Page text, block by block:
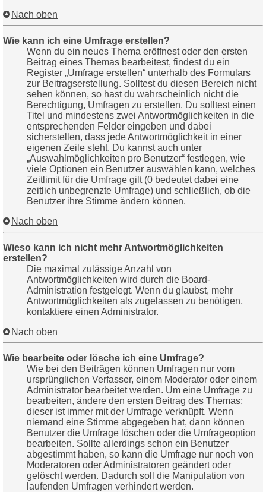
Nach oben
Wie kann ich eine Umfrage erstellen?
Wenn du ein neues Thema eröffnest oder den ersten
Beitrag eines Themas bearbeitest, findest du ein
Register „Umfrage erstellen“ unterhalb des Formulars
zur Beitragserstellung. Solltest du diesen Bereich nicht
sehen können, so hast du wahrscheinlich nicht die
Berechtigung, Umfragen zu erstellen. Du solltest einen
Titel und mindestens zwei Antwortmöglichkeiten in die
entsprechenden Felder eingeben und dabei
sicherstellen, dass jede Antwortmöglichkeit in einer
eigenen Zeile steht. Du kannst auch unter
„Auswahlmöglichkeiten pro Benutzer“ festlegen, wie
viele Optionen ein Benutzer auswählen kann, welches
Zeitlimit für die Umfrage gilt (0 bedeutet dabei eine
zeitlich unbegrenzte Umfrage) und schließlich, ob die
Benutzer ihre Stimme ändern können.
Nach oben
Wieso kann ich nicht mehr Antwortmöglichkeiten
erstellen?
Die maximal zulässige Anzahl von
Antwortmöglichkeiten wird durch die Board-
Administration festgelegt. Wenn du glaubst, mehr
Antwortmöglichkeiten als zugelassen zu benötigen,
kontaktiere einen Administrator.
Nach oben
Wie bearbeite oder lösche ich eine Umfrage?
Wie bei den Beiträgen können Umfragen nur vom
ursprünglichen Verfasser, einem Moderator oder einem
Administrator bearbeitet werden. Um eine Umfrage zu
bearbeiten, ändere den ersten Beitrag des Themas;
dieser ist immer mit der Umfrage verknüpft. Wenn
niemand eine Stimme abgegeben hat, dann können
Benutzer die Umfrage löschen oder die Umfrageoption
bearbeiten. Sollte allerdings schon ein Benutzer
abgestimmt haben, so kann die Umfrage nur noch von
Moderatoren oder Administratoren geändert oder
gelöscht werden. Dadurch soll die Manipulation von
laufenden Umfragen verhindert werden.